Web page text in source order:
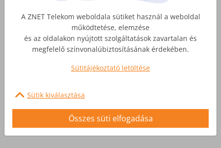
Üzleti Internet
szolgáltatások
A ZNET Telekom weboldala sütiket használ a weboldal
működtetése, elemzése
és az oldalakon nyújtott szolgáltatások zavartalan és
megfelelő színvonalúbiztosításának érdekében.
Sütitájékoztató letöltése
Sütik kiválasztása
Összes süti elfogadása